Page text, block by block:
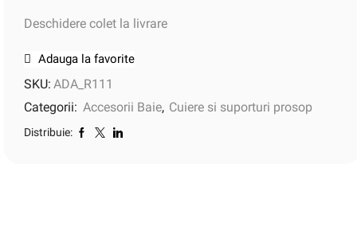
Deschidere colet la livrare
Adauga la favorite
SKU: ADA_R111
Categorii: Accesorii Baie, Cuiere si suporturi prosop
Distribuie: